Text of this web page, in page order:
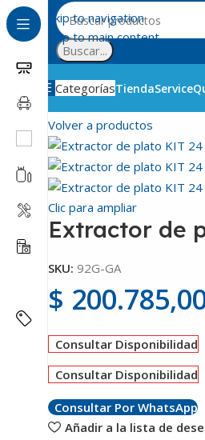
Skip to navigation
Skip to main content
Buscar...
CategoríasTiendaService
Volver a productos
Clic para ampliar
Extractor de
SKU: 92G-GA
$
Consultar Disponibilidad
Consultar Disponibilidad
Consultar Por WhatsApp
Añadir a la lista de